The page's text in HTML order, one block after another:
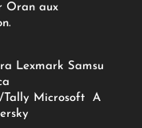
Oran aux
Lexmark Samsu
Tally Microsoft
A